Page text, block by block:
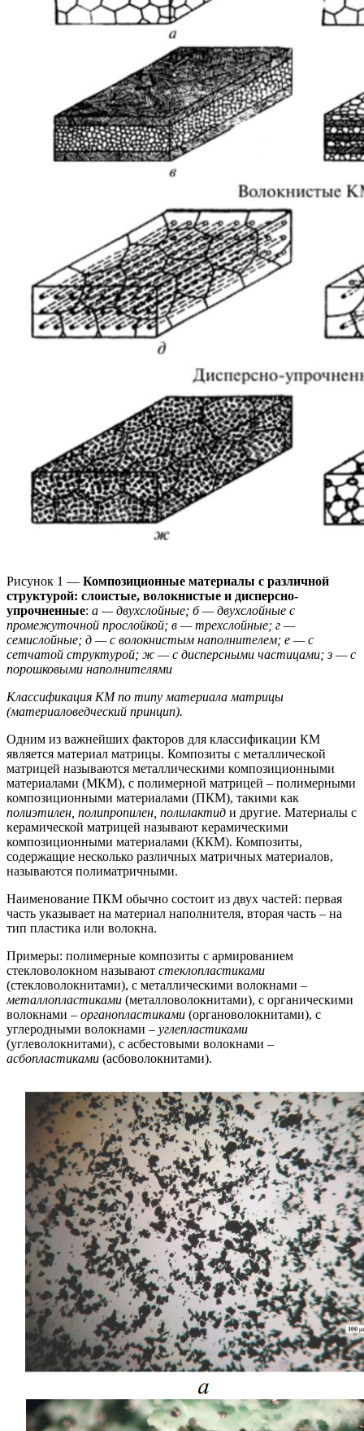
Рисунок 1 — Композиционные материалы с различной
структурой: слоистые, волокнистые и дисперсно-
упрочненные: а — двухслойные; б — двухслойные с
промежуточной прослойкой; в — трехслойные; г —
семислойные; д — с волокнистым наполнителем; е — с
сетчатой структурой; ж — с дисперсными частицами; з — с
порошковыми наполнителями
Классификация КМ по типу материала матрицы
(материаловедческий принцип).
Одним из важнейших факторов для классификации КМ
является материал матрицы. Композиты с металлической
матрицей называются металлическими композиционными
материалами (МКМ), с полимерной матрицей – полимерными
композиционными материалами (ПКМ), такими как
полиэтилен, полипропилен, полилактид и другие. Материалы с
керамической матрицей называют керамическими
композиционными материалами (ККМ). Композиты,
содержащие несколько различных матричных материалов,
называются полиматричными.
Наименование ПКМ обычно состоит из двух частей: первая
часть указывает на материал наполнителя, вторая часть – на
тип пластика или волокна.
Примеры: полимерные композиты с армированием
стекловолокном называют стеклопластиками
(стекловолокнитами), с металлическими волокнами –
металлопластиками (металловолокнитами), с органическими
волокнами – органопластиками (органоволокнитами), с
углеродными волокнами – углепластиками
(углеволокнитами), с асбестовыми волокнами –
асбопластиками (асбоволокнитами).